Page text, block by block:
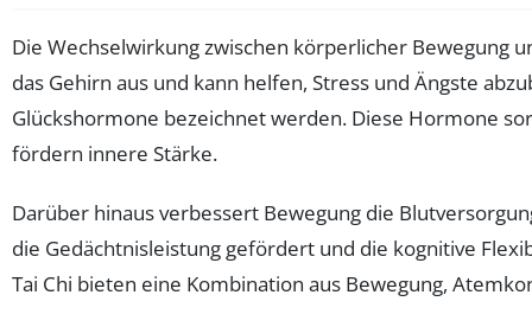
Die Wechselwirkung zwischen körperlicher Bewegung
das Gehirn aus und kann helfen, Stress und Ängste
Glückshormone bezeichnet werden. Diese Hormone
fördern innere Stärke.
Darüber hinaus verbessert Bewegung die
die Gedächtnisleistung gefördert und die kognitive
Tai Chi bieten eine Kombination aus Bewegung,